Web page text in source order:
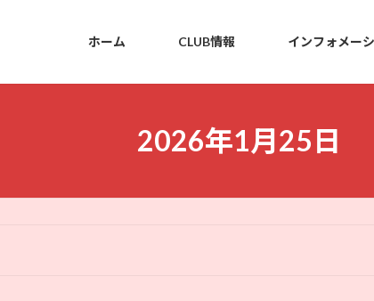
ホーム CLUB情報 インフォメー
2026年1月25日